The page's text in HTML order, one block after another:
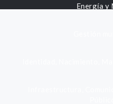
Energía y